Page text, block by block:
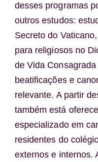
desses programas
outros estudos:
Secreto do
para religiosos no
de Vida
beatificações e
relevante. A partir
também está
especializado em
residentes do
externos e internos.